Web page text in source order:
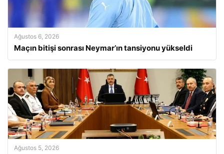
Ağustos 6, 2026
Maçın bitişi sonrası Neymar’ın tansiyonu yükseldi
Ağustos 5, 2026